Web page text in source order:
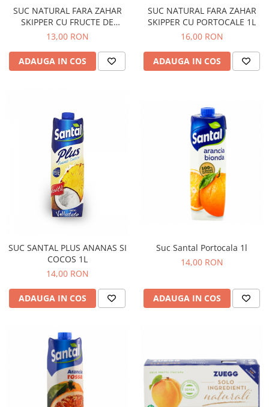
SUC NATURAL FARA ZAHAR
SKIPPER CU FRUCTE DE
PADURE 1L
13,00 RON
ADAUGA IN COS
SUC NATURAL FARA ZAHAR
SKIPPER CU PORTOCALE 1L
16,00 RON
ADAUGA IN COS
SUC SANTAL PLUS ANANAS SI
COCOS 1L
14,00 RON
ADAUGA IN COS
Suc Santal Portocala 1l
14,00 RON
ADAUGA IN COS